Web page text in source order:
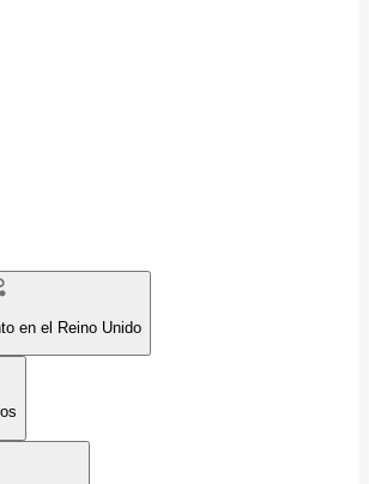
en el Reino Unido